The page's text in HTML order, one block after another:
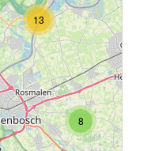
8
13